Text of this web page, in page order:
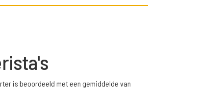
is beoordeeld met een gemiddelde van